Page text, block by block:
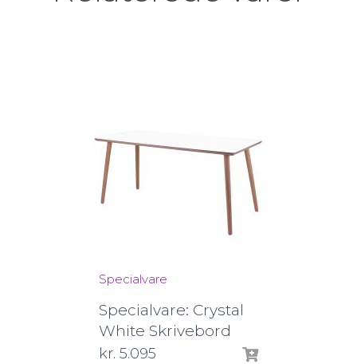
Specialvare
Specialvare: Crystal
White Skrivebord
kr. 5.095